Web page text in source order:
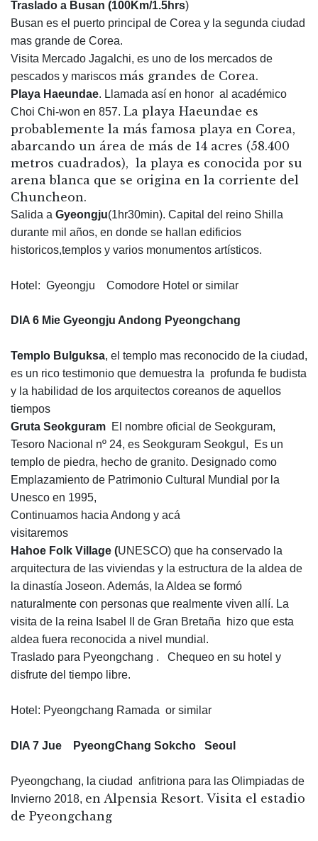
Traslado a Busan (100Km/1.5hrs)
Busan es el puerto principal de Corea y la segunda ciudad
mas grande de Corea.
Visita Mercado Jagalchi, es uno de los mercados de
pescados y mariscos más grandes de Corea.
Playa Haeundae. Llamada así en honor al académico
Choi Chi-won en 857. La playa Haeundae es
probablemente la más famosa playa en Corea,
abarcando un área de más de 14 acres (58.400
metros cuadrados), la playa es conocida por su
arena blanca que se origina en la corriente del
Chuncheon.
Salida a Gyeongju(1hr30min). Capital del reino Shilla
durante mil años, en donde se hallan edificios
historicos,templos y varios monumentos artísticos.
Hotel: Gyeongju Comodore Hotel or similar
DIA 6 Mie Gyeongju Andong Pyeongchang
Templo Bulguksa, el templo mas reconocido de la ciudad,
es un rico testimonio que demuestra la profunda fe budista
y la habilidad de los arquitectos coreanos de aquellos
tiempos
Gruta Seokguram El nombre oficial de Seokguram,
Tesoro Nacional nº 24, es Seokguram Seokgul, Es un
templo de piedra, hecho de granito. Designado como
Emplazamiento de Patrimonio Cultural Mundial por la
Unesco en 1995,
Continuamos hacia Andong y acá
visitaremos
Hahoe Folk Village (UNESCO) que ha conservado la
arquitectura de las viviendas y la estructura de la aldea de
la dinastía Joseon. Además, la Aldea se formó
naturalmente con personas que realmente viven allí. La
visita de la reina Isabel II de Gran Bretaña hizo que esta
aldea fuera reconocida a nivel mundial.
Traslado para Pyeongchang . Chequeo en su hotel y
disfrute del tiempo libre.
Hotel: Pyeongchang Ramada or similar
DIA 7 Jue PyeongChang Sokcho Seoul
Pyeongchang, la ciudad anfitriona para las Olimpiadas de
Invierno 2018, en Alpensia Resort. Visita el estadio
de Pyeongchang